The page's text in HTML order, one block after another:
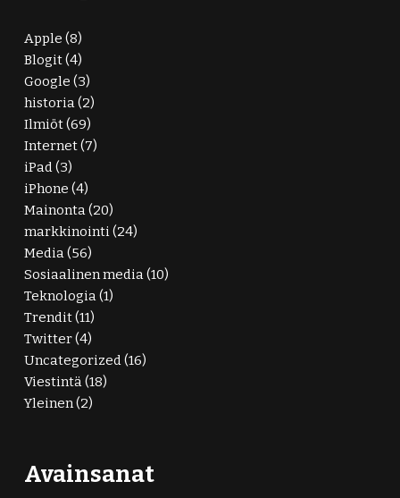
Apple (8)
Blogit(4)
Google (3)
historia(2)
Ilmiöt(69)
Internet(7)
iPad(3)
iPhone (4)
Mainonta(20)
markkinointi(24)
Media(56)
Sosiaalinen media(10)
Teknologia(1)
Trendit(11)
Twitter(4)
Uncategorized(16)
Viestintä(18)
Yleinen(2)
Avainsanat